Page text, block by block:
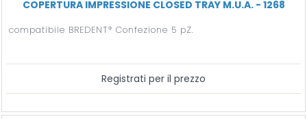
COPERTURA IMPRESSIONE CLOSED TRAY M.U.A. - 1268
compatibile BREDENT® Confezione 5 pZ.
Registrati per il prezzo